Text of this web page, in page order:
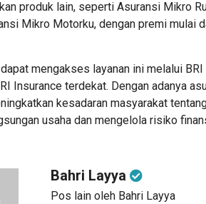
produk lain, seperti Asuransi Mikro
Mikro Motorku, dengan premi mulai
mengakses layanan ini melalui
Insurance terdekat. Dengan adanya
kesadaran masyarakat
usaha dan mengelola risiko
Bahri Layya
Pos lain oleh Bahri Layya